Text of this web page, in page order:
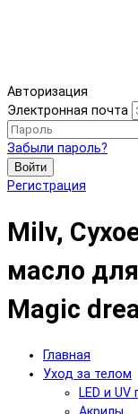
Авторизация
Электронная почта
Забыли пароль?
Войти
Регистрация
Milv,
масло
Magic
Главная
Уход за телом
LED и UV